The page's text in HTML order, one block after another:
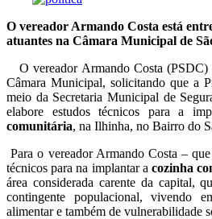
O vereador Armando Costa está
atuantes na Câmara Municipal de
O vereador Armando Costa (PSDC)
Câmara Municipal, solicitando que a
meio da Secretaria Municipal de
elabore estudos técnicos para a
comunitária, na Ilhinha, no Bairro do
Para o vereador Armando Costa –
técnicos para na implantar a cozinha
área considerada carente da capital,
contingente populacional, vivendo
alimentar e também de vulnerabilidade